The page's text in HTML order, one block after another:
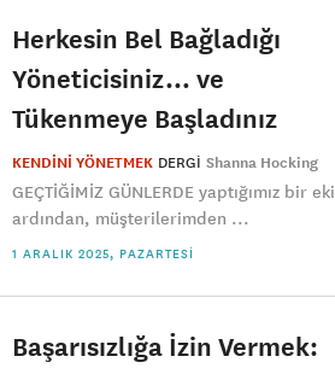
Herkesin Bel Bağladığı
Yöneticisiniz… ve
Tükenmeye Başladınız
KENDİNİ YÖNETMEK DERGI Shanna Hocking
GEÇTİĞİMİZ GÜNLERDE yaptığımız bir
ardından, müşterilerimden ...
1 ARALIK 2025, PAZARTESI
Başarısızlığa İzin Vermek: